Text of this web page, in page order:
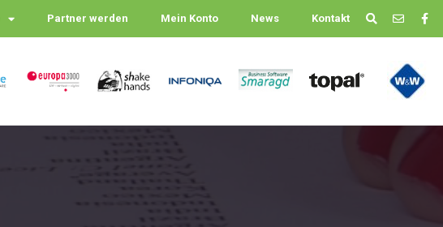
Partner werden Mein Konto News Kontakt